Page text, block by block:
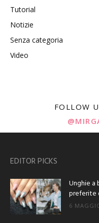
Tutorial
Notizie
Senza categoria
Video
FOLLOW
EDITOR PICKS
Unghie a
preferite
6